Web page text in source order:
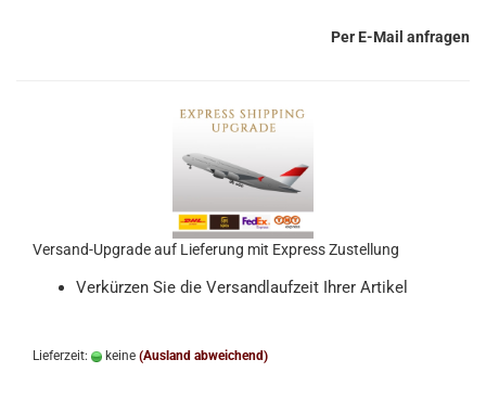
Per E-Mail anfragen
Versand-Upgrade auf Lieferung mit Express Zustellung
Verkürzen Sie die Versandlaufzeit Ihrer Artikel
Lieferzeit: keine (Ausland abweichend)